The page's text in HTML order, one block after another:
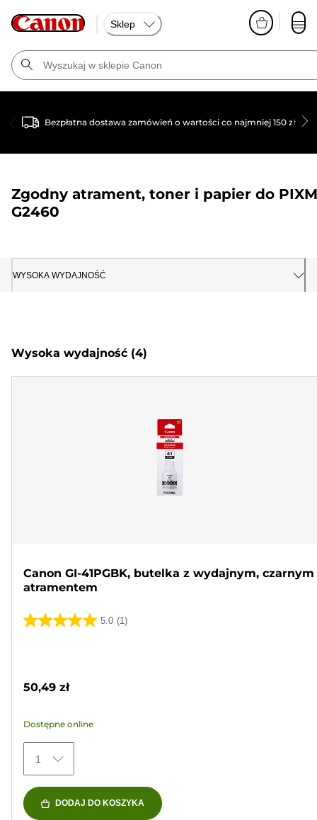
Sklep
Bezpłatna dostawa zamówień o wartości co najmniej 150 zł
Zgodny atrament, toner i papier do
G2460
WYSOKA WYDAJNOŚĆ
Wysoka wydajność (4)
Canon GI-41PGBK, butelka z wydajnym, czarnym
atramentem
5.0 (1)
5.0
1
50,49 zł
Dostępne online
1
DODAJ DO KOSZYKA